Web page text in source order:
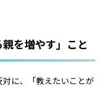
を増やす」こと
に、「教えたいことが